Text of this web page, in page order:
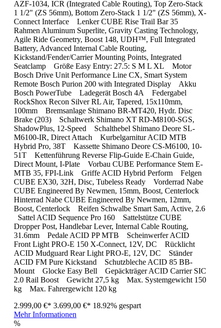
AZF-1034, ICR (Integrated Cable Routing), Top Zero-Stack
1 1/2" (ZS 56mm), Bottom Zero-Stack 1 1/2" (ZS 56mm), X-
Connect Interface Lenker CUBE Rise Trail Bar 35
Rahmen Aluminum Superlite, Gravity Casting Technology,
Agile Ride Geometry, Boost 148, UDH™, Full Integrated
Battery, Advanced Internal Cable Routing,
Kickstand/Fender/Carrier Mounting Points, Integrated
Seatclamp Größe Easy Entry: 27.5: S M L XL Motor
Bosch Drive Unit Performance Line CX, Smart System
Remote Bosch Purion 200 with Integrated Display Akku
Bosch PowerTube Ladegerät Bosch 4A Federgabel
RockShox Recon Silver RL Air, Tapered, 15x110mm,
100mm Bremsanlage Shimano BR-MT420, Hydr. Disc
Brake (203) Schaltwerk Shimano XT RD-M8100-SGS,
ShadowPlus, 12-Speed Schalthebel Shimano Deore SL-
M6100-IR, Direct Attach Kurbelgarnitur ACID MTB
Hybrid Pro, 38T Kassette Shimano Deore CS-M6100, 10-
51T Kettenführung Reverse Flip-Guide E-Chain Guide,
Direct Mount, I-Plate Vorbau CUBE Performance Stem E-
MTB 35, FPI-Link Griffe ACID Hybrid Perform Felgen
CUBE EX30, 32H, Disc, Tubeless Ready Vorderrad Nabe
CUBE Engineered By Newmen, 15mm, Boost, Centerlock
Hinterrad Nabe CUBE Engineered By Newmen, 12mm,
Boost, Centerlock Reifen Schwalbe Smart Sam, Active, 2.6
Sattel ACID Sequence Pro 160 Sattelstütze CUBE
Dropper Post, Handlebar Lever, Internal Cable Routing,
31.6mm Pedale ACID PP MTB Scheinwerfer ACID
Front Light PRO-E 150 X-Connect, 12V, DC Rücklicht
ACID Mudguard Rear Light PRO-E, 12V, DC Ständer
ACID FM Pure Kickstand Schutzbleche ACID 85 BB-
Mount Glocke Easy Bell Gepäckträger ACID Carrier SIC
2.0 Rail Boost Gewicht 27,5 kg Max. Systemgewicht 150
kg Max. Fahrergewicht 120 kg
2.999,00 €* 3.699,00 €* 18.92% gespart
Mehr Informationen
%